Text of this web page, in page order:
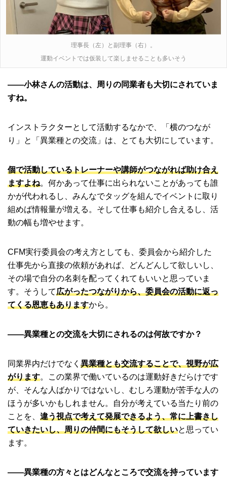
理事長（左）と副理事（右）。
運動イベントでは仮装して楽しませることも多いそう
――小林さんの活動は、周りの同業者も大切にされていま
すね。
インストラクターとして活動するなかで、「横のつなが
り」と「異業種との交流」は、とても大切にしています。
個で活動しているトレーナーや講師がつながれば助け合え
ますよね。何かあって仕事に出られないことがあっても誰
かが代われるし、みんなでタッグを組んでイベントに取り
組めば情報量が増える。そして仕事も紹介し合えるし、活
動の幅も増やせます。
CFM実行委員会の考え方としても、委員会から紹介した
仕事先から直接の依頼があれば、どんどんして欲しいし、
その場で自分の名刺を配ってくれてもいいと思っていま
す。そうして広がったつながりから、委員会の活動に返っ
てくる恩恵もありますから。
――異業種との交流を大切にされるのは何故ですか？
同業界内だけでなく 異業種とも交流することで、視野が広
がります。この業界で働いているのは運動好きだらけです
が、そんな人ばかりではないし、むしろ運動が苦手な人の
ほうが多いかもしれません。自分が考えている当たり前の
ことを、 違う視点で考えて発展できるよう、常に上書きし
ていきたいし、周りの仲間にもそうして欲しいと思ってい
ます。
――異業種の方々とはどんなところで交流を持っています